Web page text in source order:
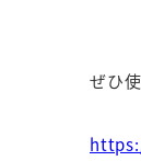
ぜひ